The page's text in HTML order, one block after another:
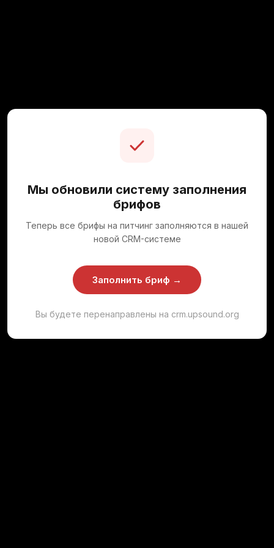
Мы обновили систему заполнения
брифов
Теперь все брифы на питчинг заполняются в нашей
новой CRM-системе
Заполнить бриф →
Вы будете перенаправлены на crm.upsound.org